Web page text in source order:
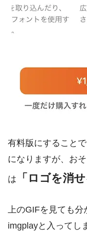
有料版にすること
になりますが、お
は 「ロゴを消せ
上のGIFを見ても
imgplayと入ってし